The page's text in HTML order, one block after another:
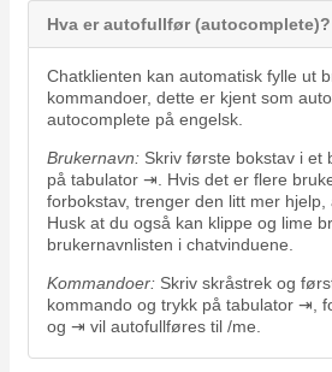
Hva er autofullfør (autocomplete)?
Chatklienten kan automatisk fylle ut
kommandoer, dette er kjent som
autocomplete på engelsk.
Brukernavn: Skriv første bokstav i et
på tabulator ⇥. Hvis det er flere
forbokstav, trenger den litt mer hjelp,
Husk at du også kan klippe og lime
brukernavnlisten i chatvinduene.
Kommandoer: Skriv skråstrek og
kommando og trykk på tabulator ⇥,
og ⇥ vil autofullføres til /me.